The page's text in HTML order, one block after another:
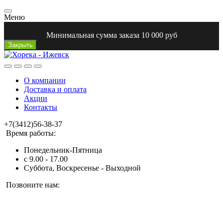
Меню
Минимальная сумма заказа 10 000 руб
Закрыть
О компании
Доставка и оплата
Акции
Контакты
+7(3412)56-38-37
Время работы:
Понедельник-Пятница
с 9.00 - 17.00
Суббота, Воскресенье - Выходной
Позвоните нам: